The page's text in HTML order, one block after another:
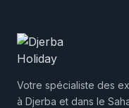
Votre spécialiste des
à Djerba et dans le